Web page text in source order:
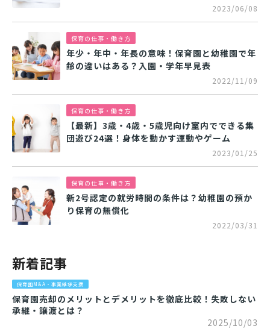
2023/06/08
保育の仕事・働き方
年少・年中・年長の意味！保育園と幼稚園で年
齢の違いはある？入園・学年早見表
2022/11/09
保育の仕事・働き方
【最新】3歳・4歳・5歳児向け室内でできる集
団遊び24選！身体を動かす運動やゲーム
2023/01/25
保育の仕事・働き方
新2号認定の就労時間の条件は？幼稚園の預か
り保育の無償化
2022/03/31
新着記事
保育園M&A・事業継承支援
保育園売却のメリットとデメリットを徹底比較！失敗しない
承継・譲渡とは？
2025/10/03